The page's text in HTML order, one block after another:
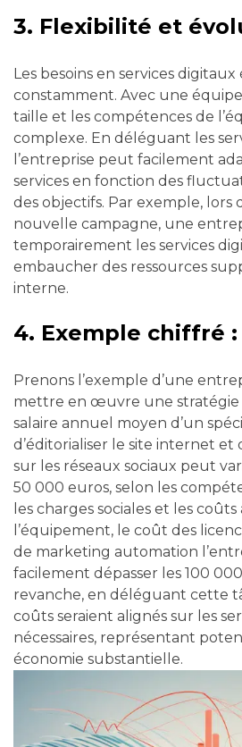
3. Flexibilité et
Les besoins en services
constamment. Avec une
taille et les compétences de
complexe. En déléguant les
l’entreprise peut facilement
services en fonction des
des objectifs. Par exemple, lors
nouvelle campagne, une
temporairement les services
embaucher des ressources
interne.
4. Exemple chiffré :
Prenons l’exemple d’une
mettre en œuvre une stratégie
salaire annuel moyen d’un
d’éditorialiser le site internet et
sur les réseaux sociaux peut
50 000 euros, selon les
les charges sociales et les coûts
l’équipement, le coût des
de marketing automation
facilement dépasser les 100
revanche, en déléguant cette
coûts seraient alignés sur les
nécessaires, représentant
économie substantielle.